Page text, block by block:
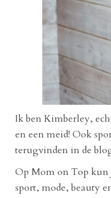
Ik ben Kimberley,
en een meid! Ook
terugvinden in de
Op Mom on Top kun
sport, mode, beauty